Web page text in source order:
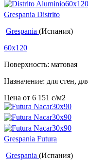
Grespania Distrito
Grespania (Испания)
60x120
Поверхность: матовая
Назначение: для стен,
Цена от 6 151 c/м2
Grespania Futura
Grespania (Испания)